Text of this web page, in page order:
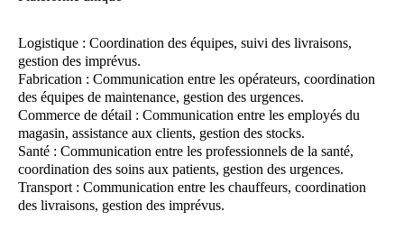
Logistique : Coordination des équipes, suivi des livraisons,
gestion des imprévus.
Fabrication : Communication entre les opérateurs, coordination
des équipes de maintenance, gestion des urgences.
Commerce de détail : Communication entre les employés du
magasin, assistance aux clients, gestion des stocks.
Santé : Communication entre les professionnels de la santé,
coordination des soins aux patients, gestion des urgences.
Transport : Communication entre les chauffeurs, coordination
des livraisons, gestion des imprévus.